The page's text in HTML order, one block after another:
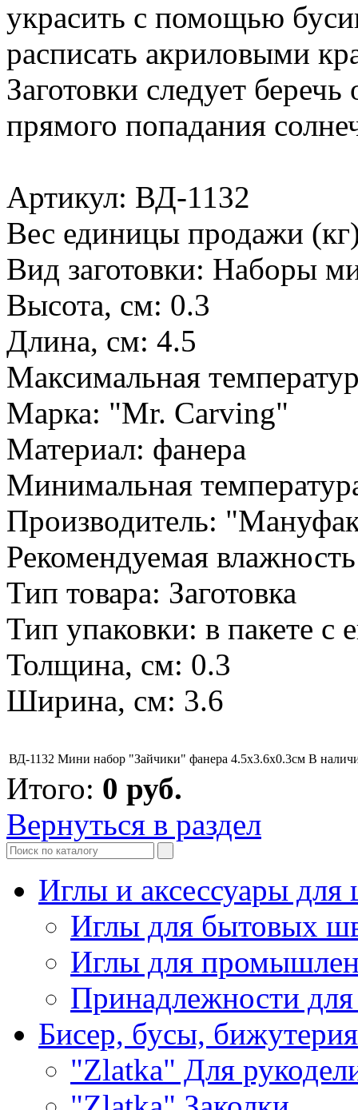
украсить с помощью
расписать акриловыми
Заготовки следует
прямого попадания
Артикул: ВД-1132
Вес единицы продажи
Вид заготовки: Наборы
Высота, см: 0.3
Длина, см: 4.5
Максимальная
Марка: "Mr. Carving"
Материал: фанера
Минимальная
Производитель:
Рекомендуемая
Тип товара: Заготовка
Тип упаковки: в пакете с
Толщина, см: 0.3
Ширина, см: 3.6
ВД-1132 Мини набор "Зайчики" фанера 4.5х3.6х0.3см В
Итого: 0 руб.
Вернуться в раздел
Иглы и аксессуары
Иглы для бытовых
Иглы для
Принадлежности
Бисер, бусы, бижутерия
"Zlatka" Для